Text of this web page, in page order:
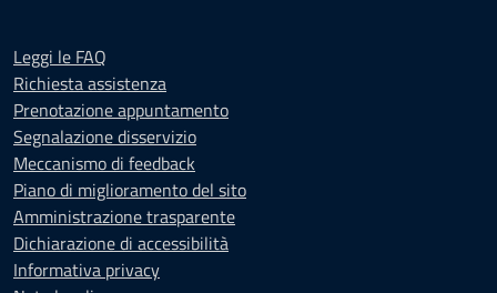
Leggi le FAQ
Richiesta assistenza
Prenotazione appuntamento
Segnalazione disservizio
Meccanismo di feedback
Piano di miglioramento del sito
Amministrazione trasparente
Dichiarazione di accessibilità
Informativa privacy